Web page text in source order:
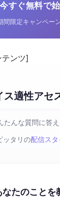
今すぐ無料で
間限定キャンペー
ンツ]
ス適性アセ
たんな質問に答
ッタリの配信ス
なたのことを